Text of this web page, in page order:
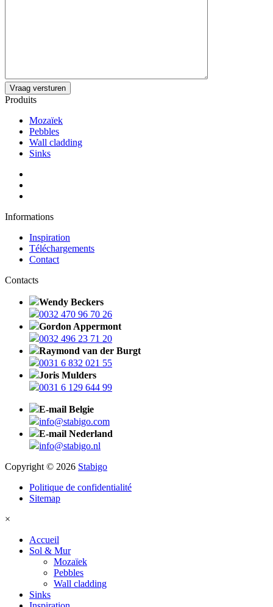
Produits
Mozaïek
Pebbles
Wall cladding
Sinks
Informations
Inspiration
Téléchargements
Contact
Contacts
Wendy Beckers
0032 470 96 70 26
Gordon Appermont
0032 496 23 71 20
Raymond van der Burgt
0031 6 832 021 55
Joris Mulders
0031 6 129 644 99
E-mail Belgie
info@stabigo.com
E-mail Nederland
info@stabigo.nl
Copyright © 2026 Stabigo
Politique de confidentialité
Sitemap
×
Accueil
Sol & Mur
Mozaïek
Pebbles
Wall cladding
Sinks